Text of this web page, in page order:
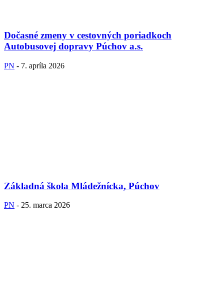
Dočasné zmeny v cestovných poriadkoch
Autobusovej dopravy Púchov a.s.
PN - 7. apríla 2026
Základná škola Mládežnícka, Púchov
PN - 25. marca 2026